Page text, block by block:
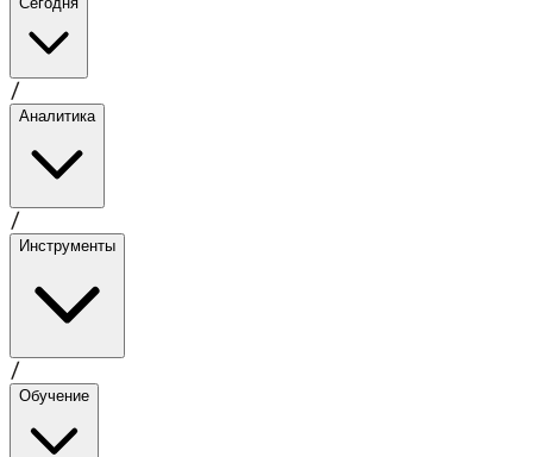
/
Аналитика
/
Инструменты
/
Обучение